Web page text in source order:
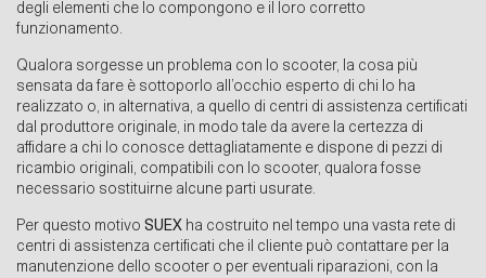
degli elementi che lo compongono e il loro corretto
funzionamento.
Qualora sorgesse un problema con lo scooter, la cosa più
sensata da fare è sottoporlo all’occhio esperto di chi lo ha
realizzato o, in alternativa, a quello di centri di assistenza certificati
dal produttore originale, in modo tale da avere la certezza di
affidare a chi lo conosce dettagliatamente e dispone di pezzi di
ricambio originali, compatibili con lo scooter, qualora fosse
necessario sostituirne alcune parti usurate.
Per questo motivo SUEX ha costruito nel tempo una vasta rete di
centri di assistenza certificati che il cliente può contattare per la
manutenzione dello scooter o per eventuali riparazioni, con la